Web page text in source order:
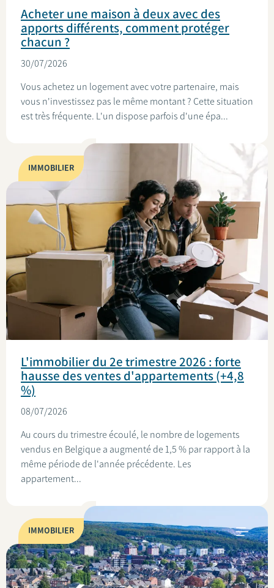
Acheter une maison à deux avec des
apports différents, comment protéger
chacun ?
30/07/2026
Vous achetez un logement avec votre partenaire, mais
vous n'investissez pas le même montant ? Cette situation
est très fréquente. L'un dispose parfois d'une épa...
IMMOBILIER
L'immobilier du 2e trimestre 2026 : forte
hausse des ventes d'appartements (+4,8
%)
08/07/2026
Au cours du trimestre écoulé, le nombre de logements
vendus en Belgique a augmenté de 1,5 % par rapport à la
même période de l'année précédente. Les
appartement...
IMMOBILIER